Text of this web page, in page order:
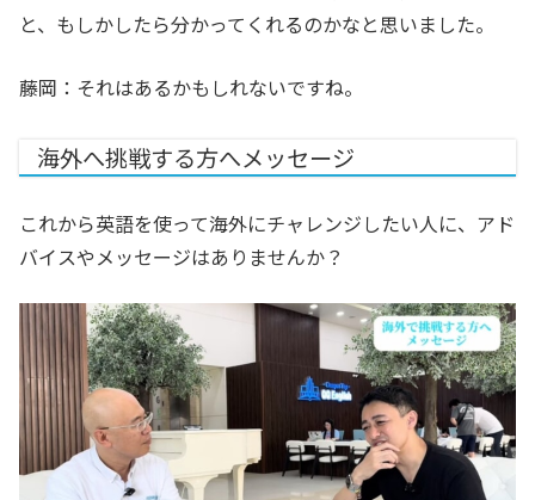
と、もしかしたら分かってくれるのかなと思いました。
藤岡：それはあるかもしれないですね。
海外へ挑戦する方へメッセージ
これから英語を使って海外にチャレンジしたい人に、アド
バイスやメッセージはありませんか？